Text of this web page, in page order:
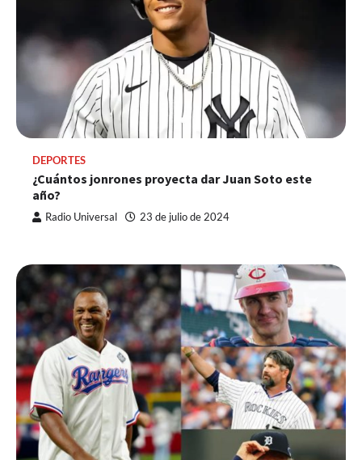
DEPORTES
¿Cuántos jonrones proyecta dar Juan Soto este
año?
Radio Universal 23 de julio de 2024